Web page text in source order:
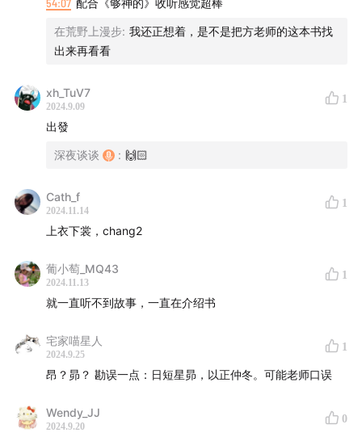
54:07 配合《够神的》收听感觉超棒
在荒野上漫步: 我还正想着，是不是把方老师的这本书找
出来再看看
xh_TuV7
2024.9.09
1
出發
深夜谈谈 : 🙌🏻
Cath_f
2024.11.14
1
上衣下裳，chang2
葡小萄_MQ43
2024.11.13
1
就一直听不到故事，一直在介绍书
宅家喵星人
2024.9.25
1
昂？昴？ 勘误一点：日短星昴，以正仲冬。可能老师口误
Wendy_JJ
2024.9.20
0